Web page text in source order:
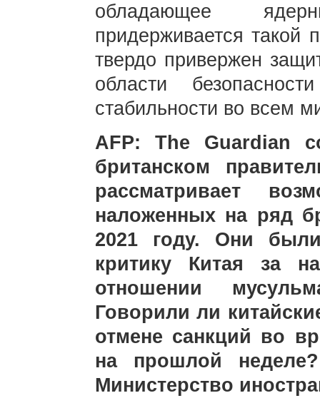
обладающее
придерживается такой
твердо привержен
области
стабильности во всем
AFP: The Guardian
британском
рассматривает
наложенных на ряд
2021 году. Они
критику Китая за
отношении
Говорили ли
отмене санкций во
на прошлой
Министерство